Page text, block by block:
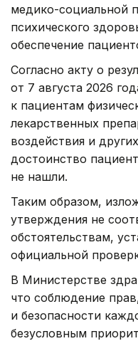
медико-социальной
психического
обеспечение
Согласно акту о
от 7 августа 2026
к пациентам
лекарственных
воздействия и
достоинство
не нашли.
Таким образом,
утверждения не
обстоятельствам,
официальной
В Министерстве
что соблюдение
и безопасности
безусловным